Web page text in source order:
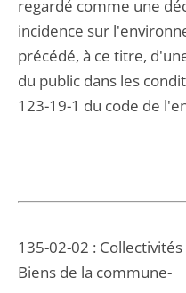
regardé comme une
incidence sur
précédé, à ce titre,
du public dans les
123-19-1 du code de
135-02-02 :
Biens de la commune-